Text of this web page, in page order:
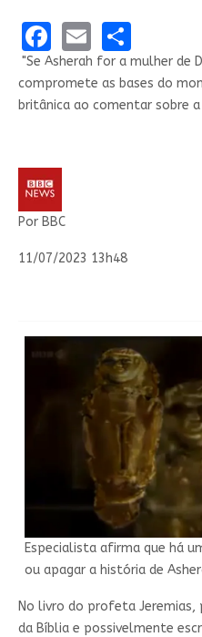
Facebook
EmailShare
"Se Asherah for a mulher de
compromete as bases do
britânica ao comentar sobre
Por BBC
11/07/2023 13h48
Especialista afirma que há
ou apagar a história de
No livro do profeta
da Bíblia e possivelmente